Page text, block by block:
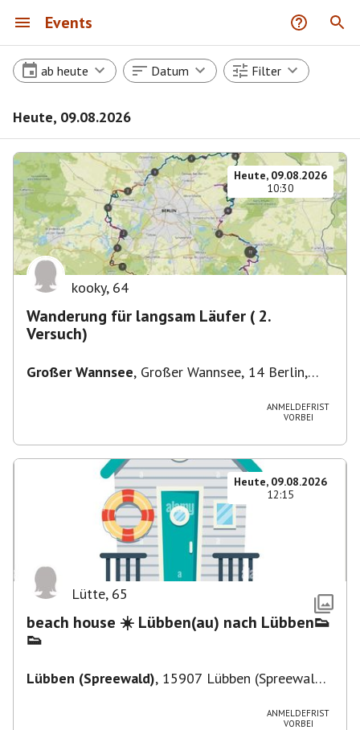
Events
ab heute Datum Filter
Heute, 09.08.2026
Heute, 09.08.2026
10:30
kooky, 64
Wanderung für langsam Läufer ( 2.
Versuch)
Großer Wannsee, Großer Wannsee, 14 Berlin,
ANMELDEFRIST
VORBEI
Heute, 09.08.2026
12:15
Lütte, 65
beach house ☀️ Lübben(au) nach Lübben👟
👟
Lübben (Spreewald), 15907 Lübben (Spreewald),
ANMELDEFRIST
VORBEI